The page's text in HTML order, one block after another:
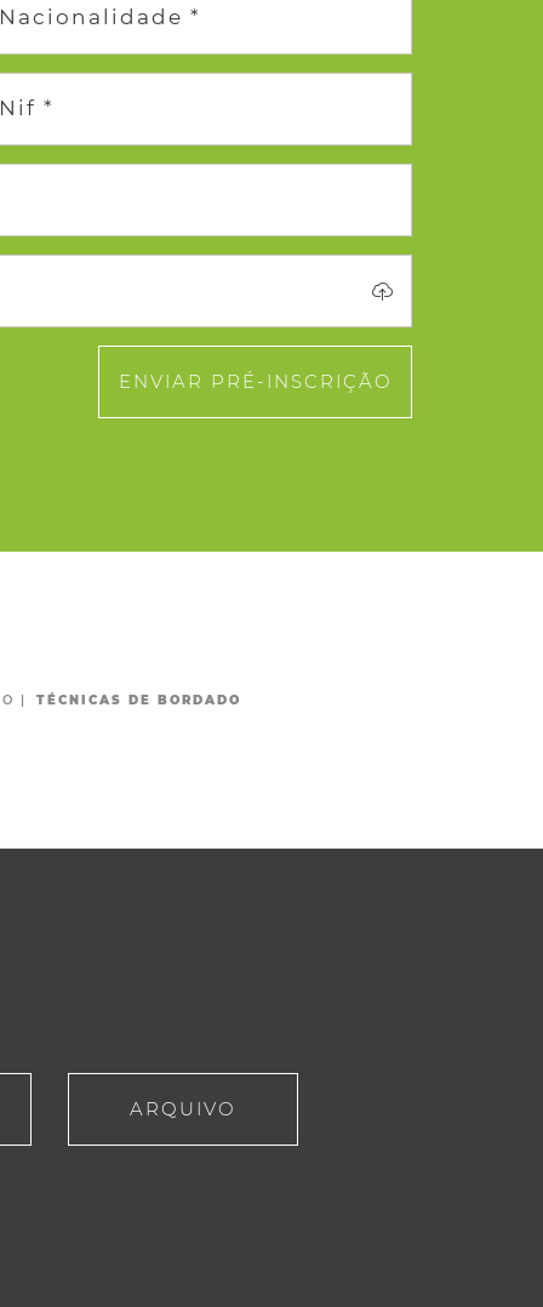
Nacionalidade *
Nif *
ENVIAR PRÉ-INSCRIÇÃO
| TÉCNICAS DE BORDADO
ARQUIVO